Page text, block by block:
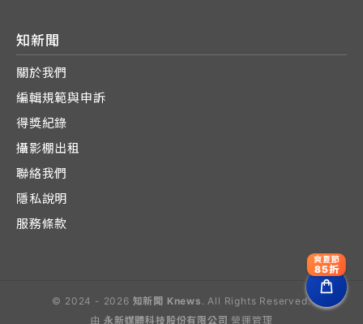
知新聞
關於我們
編輯規範與申訴
得獎紀錄
攝影棚出租
聯絡我們
隱私說明
服務條款
© 2024 - 2026 知新聞 Knews . All Rights Reserved.
由 永新媒體科技股份有限公司 營運管理
爽夏節
85折